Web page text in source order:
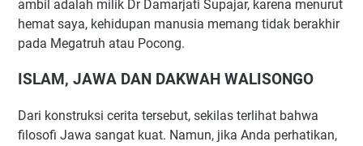
ambil adalah milik Dr Damarjati Supajar, karena menurut
hemat saya, kehidupan manusia memang tidak berakhir
pada Megatruh atau Pocong.
ISLAM, JAWA DAN DAKWAH WALISONGO
Dari konstruksi cerita tersebut, sekilas terlihat bahwa
filosofi Jawa sangat kuat. Namun, jika Anda perhatikan,